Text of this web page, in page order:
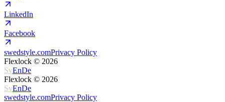
LinkedIn
Facebook
swedstyle.comPrivacy Policy
Flexlock © 2026
SvEnDe
Flexlock © 2026
SvEnDe
swedstyle.comPrivacy Policy